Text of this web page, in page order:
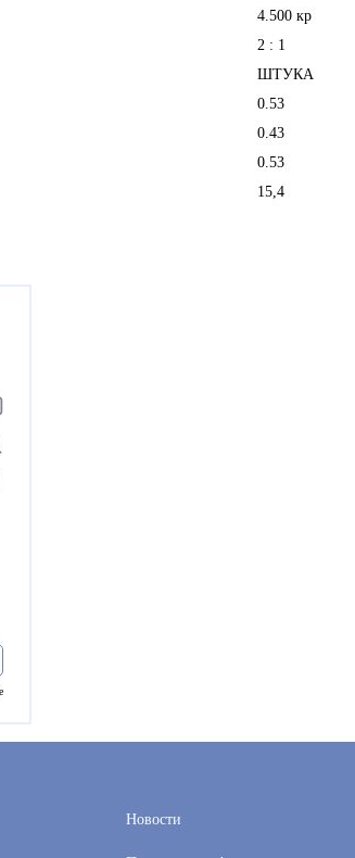
4.500 кр
2 : 1
ШТУКА
0.53
0.43
0.53
15,4
Новости